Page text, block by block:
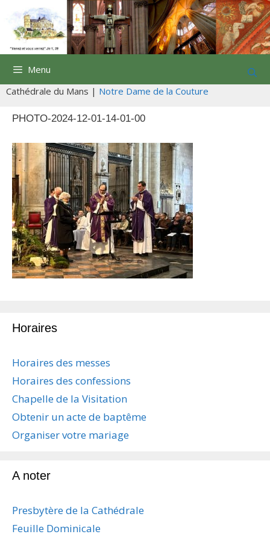
contenu
Menu
Cathédrale du Mans | Notre Dame de la Couture
PHOTO-2024-12-01-14-01-00
Horaires
Horaires des messes
Horaires des confessions
Chapelle de la Visitation
Obtenir un acte de baptême
Organiser votre mariage
A noter
Presbytère de la Cathédrale
Feuille Dominicale